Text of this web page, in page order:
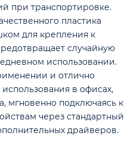
при транспортировке.
пластика
для крепления к
случайную
использовании.
и отлично
в офисах,
мгновенно подключаясь к
через стандартный
драйверов.